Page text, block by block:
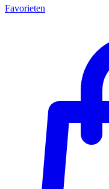
Favorieten